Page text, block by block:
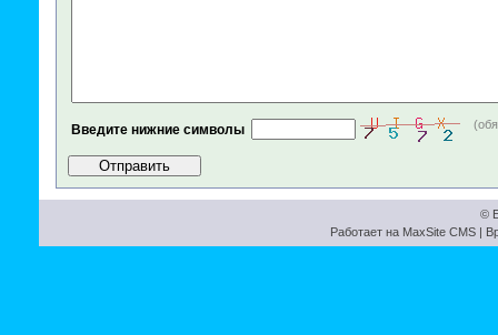
Введите нижние символы
©
Работает на MaxSite CMS |